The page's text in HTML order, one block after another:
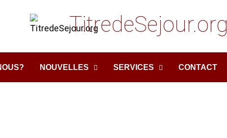
TitredeSejour.org
NOUVELLES SERVICES CONTACT